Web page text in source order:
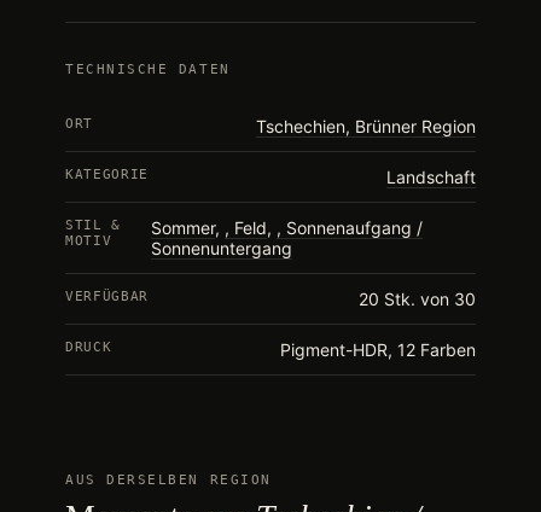
TECHNISCHE DATEN
ORT Tschechien, Brünner Region
KATEGORIE Landschaft
STIL &
MOTIV
Sommer, Feld,
Sonnenaufgang /
Sonnenuntergang
VERFÜGBAR 20 Stk. von 30
DRUCK Pigment-HDR, 12 Farben
AUS DERSELBEN REGION